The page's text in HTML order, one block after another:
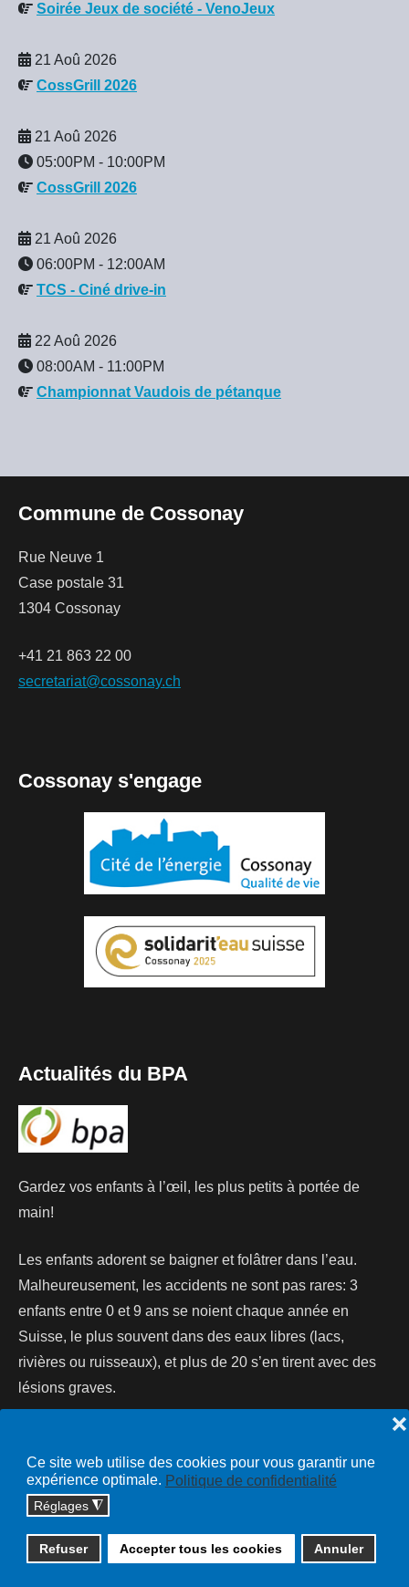
Ce site web utilise des cookies pour vous garantir une
expérience optimale. Politique de confidentialité
Réglages ◮
Refuser Accepter tous les cookies Annuler
❌
Soirée Jeux de société - VenoJeux
21 Aoû 2026
CossGrill 2026
21 Aoû 2026
05:00PM - 10:00PM
CossGrill 2026
21 Aoû 2026
06:00PM - 12:00AM
TCS - Ciné drive-in
22 Aoû 2026
08:00AM - 11:00PM
Championnat Vaudois de pétanque
Commune de Cossonay
Rue Neuve 1
Case postale 31
1304 Cossonay
+41 21 863 22 00
secretariat@cossonay.ch
Cossonay s'engage
Actualités du BPA
Gardez vos enfants à l’œil, les plus petits à portée de
main!
Les enfants adorent se baigner et folâtrer dans l’eau.
Malheureusement, les accidents ne sont pas rares: 3
enfants entre 0 et 9 ans se noient chaque année en
Suisse, le plus souvent dans des eaux libres (lacs,
rivières ou ruisseaux), et plus de 20 s’en tirent avec des
lésions graves.
Copyright © 2026 cossonay.ch - tous droits réservés | site :
solutions informatiques